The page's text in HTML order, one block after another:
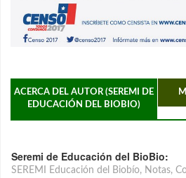
ACERCA DEL AUTOR (SEREMI DE
EDUCACIÓN DEL BIOBIO)
Seremi de Educación del BioBio:
SEREMI Educación del Biobío, Notas,